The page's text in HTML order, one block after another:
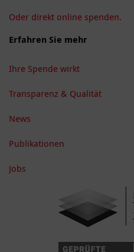
Oder direkt online spenden.
Erfahren Sie mehr
Ihre Spende wirkt
Transparenz & Qualität
News
Publikationen
Jobs